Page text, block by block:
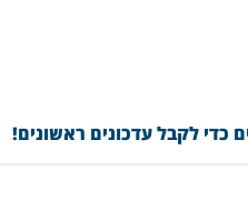
כדי לקבל עדכונים ראשונים!